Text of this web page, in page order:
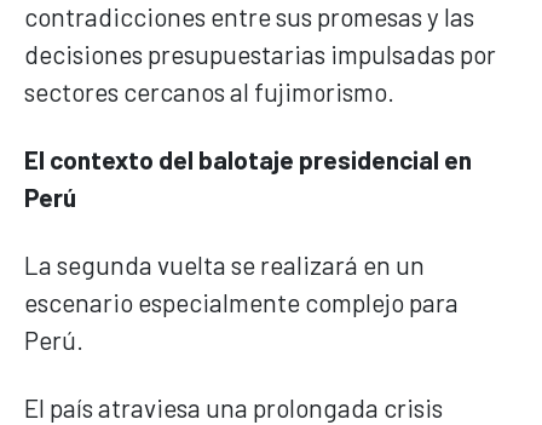
contradicciones entre sus promesas y las
decisiones presupuestarias impulsadas por
sectores cercanos al fujimorismo.
El contexto del balotaje presidencial en
Perú
La segunda vuelta se realizará en un
escenario especialmente complejo para
Perú.
El país atraviesa una prolongada crisis